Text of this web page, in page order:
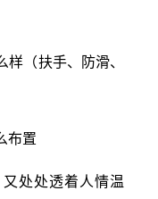
（扶手、防滑、
布置
处处透着人情温